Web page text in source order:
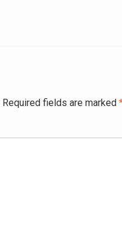
Required fields are marked